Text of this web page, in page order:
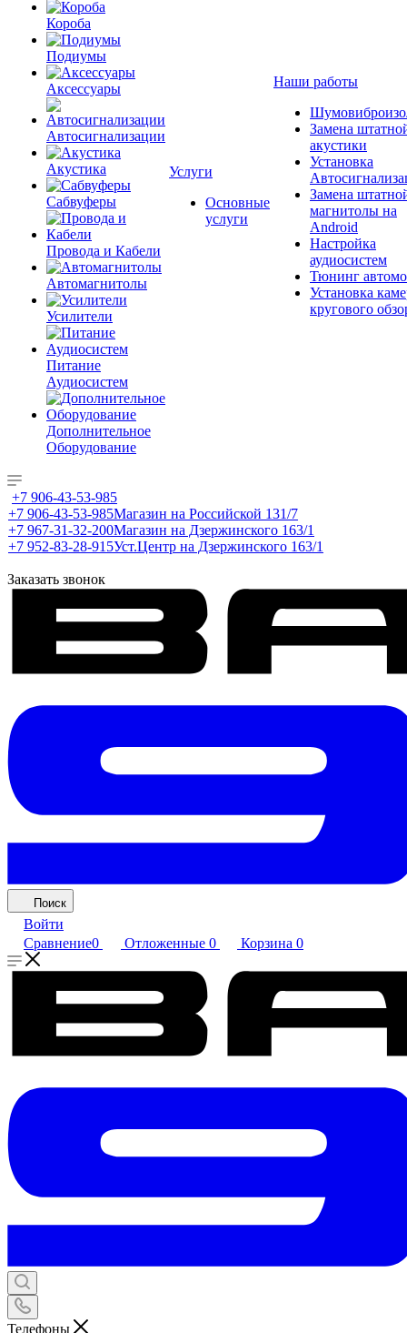
Короба
Подиумы
Аксессуары
Автосигнализации
Акустика
Сабвуферы
Провода и Кабели
Автомагнитолы
Усилители
Питание
Аудиосистем
Дополнительное
Оборудование
Услуги
Основные
услуги
Наши работы
Замена
акустики
Установка
Замена
магнитолы на
Android
Настройка
аудиосистем
Тюнинг
Установка
кругового
+7 906-43-53-985
+7 906-43-53-985Магазин на Российской 131/7
+7 967-31-32-200Магазин на Дзержинского 163/1
+7 952-83-28-915Уст.Центр на Дзержинского 163/1
Заказать звонок
Поиск
Войти
Сравнение0 Отложенные 0 Корзина 0
Телефоны